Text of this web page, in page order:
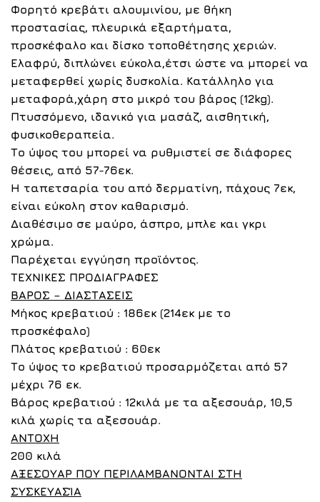
Φορητό κρεβάτι αλουμινίου, με θήκη
προστασίας, πλευρικά εξαρτήματα,
προσκέφαλο και δίσκο τοποθέτησης χεριών.
Ελαφρύ, διπλώνει εύκολα,έτσι ώστε να μπορεί να
μεταφερθεί χωρίς δυσκολία. Κατάλληλο για
μεταφορά,χάρη στο μικρό του βάρος (12kg).
Πτυσσόμενο, ιδανικό για μασάζ, αισθητική,
φυσικοθεραπεία.
Το ύψος του μπορεί να ρυθμιστεί σε διάφορες
θέσεις, από 57-76εκ.
Η ταπετσαρία του από δερματίνη, πάχους 7εκ,
είναι εύκολη στον καθαρισμό.
Διαθέσιμο σε μαύρο, άσπρο, μπλε και γκρι
χρώμα.
Παρέχεται εγγύηση προϊόντος.
ΤΕΧΝΙΚΕΣ ΠΡΟΔΙΑΓΡΑΦΕΣ
ΒΑΡΟΣ – ΔΙΑΣΤΑΣΕΙΣ
Μήκος κρεβατιού : 186εκ (214εκ με το
προσκέφαλο)
Πλάτος κρεβατιού : 60εκ
Το ύψος το κρεβατιού προσαρμόζεται από 57
μέχρι 76 εκ.
Βάρος κρεβατιού : 12κιλά με τα αξεσουάρ, 10,5
κιλά χωρίς τα αξεσουάρ.
ΑΝΤΟΧΗ
200 κιλά
ΑΞΕΣΟΥΑΡ ΠΟΥ ΠΕΡΙΛΑΜΒΑΝΟΝΤΑΙ ΣΤΗ
ΣΥΣΚΕΥΑΣΊΑ